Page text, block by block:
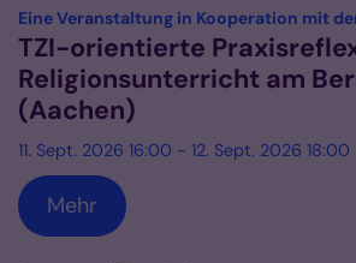
Datum: 11. September 2026
Eine Veranstaltung in Kooperation mit
TZI-orientierte
Religionsunterricht am
(Aachen)
11. Sept. 2026 16:00 - 12. Sept. 2026 18:00
Mehr